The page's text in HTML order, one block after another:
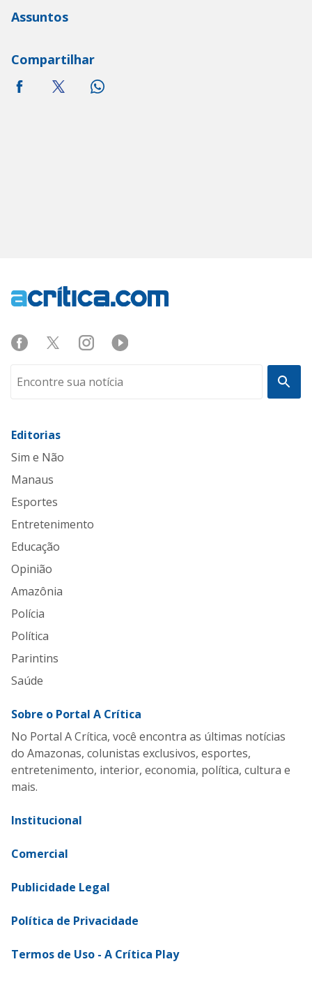
Assuntos
Compartilhar
Editorias
Sim e Não
Manaus
Esportes
Entretenimento
Educação
Opinião
Amazônia
Polícia
Política
Parintins
Saúde
Sobre o Portal A Crítica
No Portal A Crítica, você encontra as últimas notícias
do Amazonas, colunistas exclusivos, esportes,
entretenimento, interior, economia, política, cultura e
mais.
Institucional
Comercial
Publicidade Legal
Política de Privacidade
Termos de Uso - A Crítica Play